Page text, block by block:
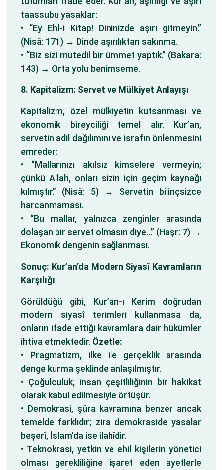
taassubu yasaklar:
• “Ey Ehl-i Kitap! Dininizde aşırı gitmeyin.”
(Nisâ: 171) → Dinde aşırılıktan sakınma.
• “Biz sizi mutedil bir ümmet yaptık.” (Bakara:
143) → Orta yolu benimseme.
8. Kapitalizm: Servet ve Mülkiyet Anlayışı
Kapitalizm, özel mülkiyetin kutsanması ve
ekonomik bireyciliği temel alır. Kur’an,
servetin adil dağılımını ve israfın önlenmesini
emreder:
• “Mallarınızı akılsız kimselere vermeyin;
çünkü Allah, onları sizin için geçim kaynağı
kılmıştır.” (Nisâ: 5) → Servetin bilinçsizce
harcanmaması.
• “Bu mallar, yalnızca zenginler arasında
dolaşan bir servet olmasın diye…” (Haşr: 7) →
Ekonomik dengenin sağlanması.
Sonuç: Kur’an’da Modern Siyasî Kavramların
Karşılığı
Görüldüğü gibi, Kur’an-ı Kerim doğrudan
modern siyasî terimleri kullanmasa da,
onların ifade ettiği kavramlara dair hükümler
ihtiva etmektedir. Özetle:
• Pragmatizm, ilke ile gerçeklik arasında
denge kurma şeklinde anlaşılmıştır.
• Çoğulculuk, insan çeşitliliğinin bir hakikat
olarak kabul edilmesiyle örtüşür.
• Demokrasi, şûra kavramına benzer ancak
temelde farklıdır; zira demokraside yasalar
beşerî, İslam’da ise ilahîdir.
• Teknokrasi, yetkin ve ehil kişilerin yönetici
olması gerekliliğine işaret eden ayetlerle